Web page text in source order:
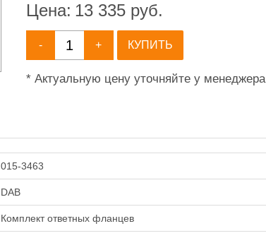
Цена: 13 335руб.
- + КУПИТЬ
* Актуальную цену уточняйте у менеджера
015-3463
DAB
Комплект ответных фланцев